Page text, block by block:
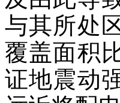
与其所处
覆盖面积
证地震动